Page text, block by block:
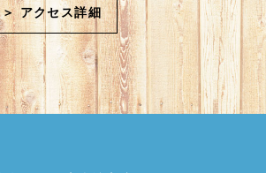
＞ アクセス詳細